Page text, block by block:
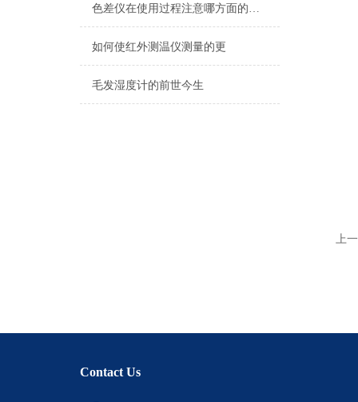
色差仪在使用过程注意哪方面的事项
如何使红外测温仪测量的更
毛发湿度计的前世今生
上
Contact Us